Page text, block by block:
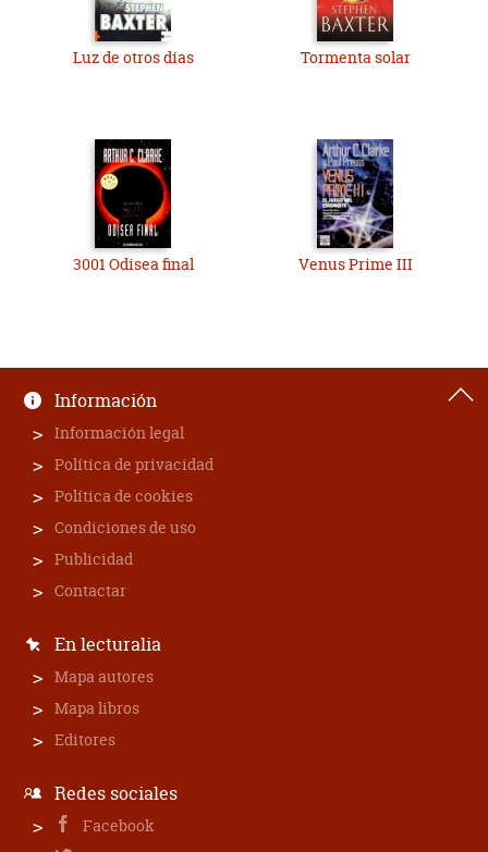
Luz de otros días Tormenta solar
3001 Odisea final Venus Prime III
Información
Información legal
Política de privacidad
Política de cookies
Condiciones de uso
Publicidad
Contactar
En lecturalia
Mapa autores
Mapa libros
Editores
Redes sociales
Facebook